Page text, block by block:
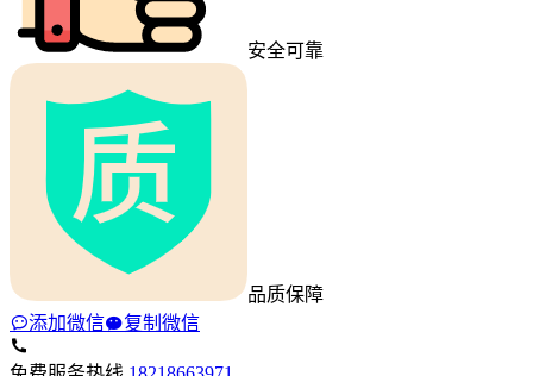
安全可靠
品质保障
添加微信
复制微信